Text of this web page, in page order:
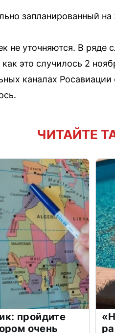
запланированный
не уточняются. В ряде
это случилось 2
каналах
ЧИТАЙТЕ
пройдите
очень